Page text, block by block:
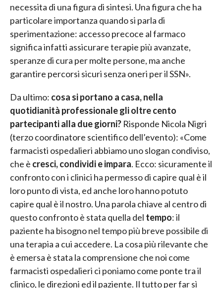
necessita di una figura di sintesi. Una figura che ha
particolare importanza quando si parla di
sperimentazione: accesso precoce al farmaco
significa infatti assicurare terapie più avanzate,
speranze di cura per molte persone, ma anche
garantire percorsi sicuri senza oneri per il SSN».
Da ultimo: cosa si portano a casa, nella
quotidianità professionale gli oltre cento
partecipanti alla due giorni? Risponde Nicola Nigri
(terzo coordinatore scientifico dell’evento): «Come
farmacisti ospedalieri abbiamo uno slogan condiviso,
che è cresci, condividi e impara. Ecco: sicuramente il
confronto con i clinici ha permesso di capire qual è il
loro punto di vista, ed anche loro hanno potuto
capire qual è il nostro. Una parola chiave al centro di
questo confronto è stata quella del tempo: il
paziente ha bisogno nel tempo più breve possibile di
una terapia a cui accedere. La cosa più rilevante che
è emersa è stata la comprensione che noi come
farmacisti ospedalieri ci poniamo come ponte tra il
clinico, le direzioni ed il paziente. Il tutto per far sì